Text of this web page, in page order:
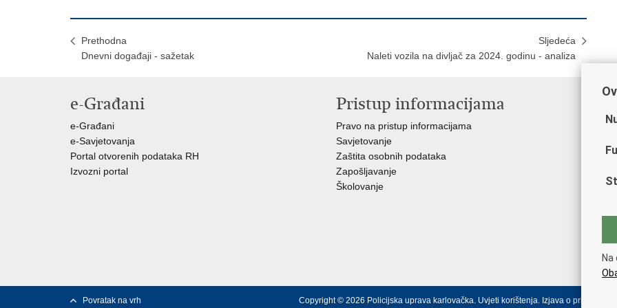
Prethodna
Dnevni događaji - sažetak
Sljedeća
Naleti vozila na divljač za 2024. godinu - analiza
e-Građani
e-Građani
e-Savjetovanja
Portal otvorenih podataka RH
Izvozni portal
Pristup informacijama
Pravo na pristup informacijama
Savjetovanje
Zaštita osobnih podataka
Zapošljavanje
Školovanje
Povratak na vrh Copyright © 2026 Policijska uprava karlovačka. Uvjeti korištenja. Izjava o